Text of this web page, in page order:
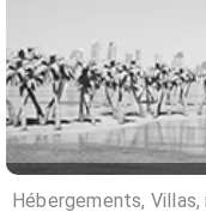
Hébergements,